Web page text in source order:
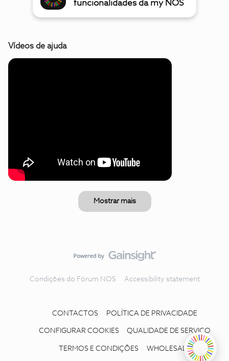
funcionalidades da my NOS
Vídeos de ajuda
Mostrar mais
Condições do Fórum NOS Accessibility statement
CONTACTOS POLÍTICA DE PRIVACIDADE
CONFIGURAR COOKIES QUALIDADE DE SERVIÇO
TERMOS E CONDIÇÕES WHOLESALE